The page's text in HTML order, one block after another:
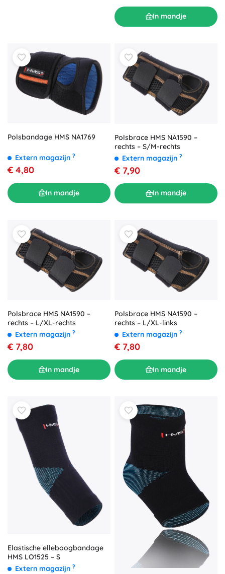
In mandje
Polsbandage HMS NA1769
Extern magazijn ?
€ 4,80
In mandje
Polsbrace HMS NA1590 –
rechts – S/M-rechts
Extern magazijn ?
€ 7,90
In mandje
Polsbrace HMS NA1590 –
rechts – L/XL-rechts
Extern magazijn ?
€ 7,80
In mandje
Polsbrace HMS NA1590 –
rechts – L/XL-links
Extern magazijn ?
€ 7,80
In mandje
Elastische elleboogbandage
HMS LO1525 – S
Extern magazijn ?